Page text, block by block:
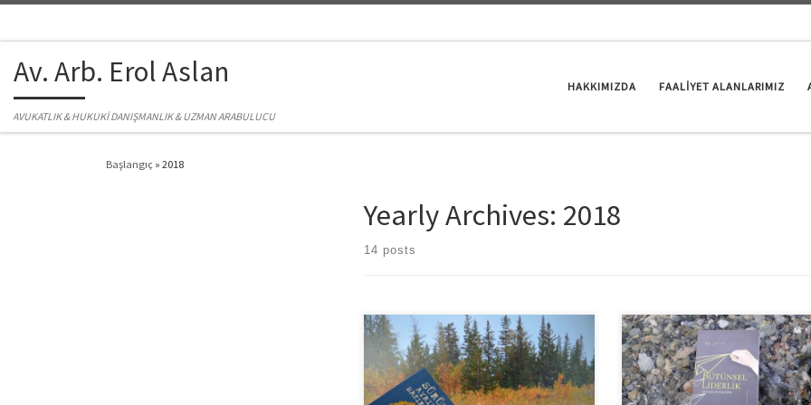
Av. Arb. Erol Aslan
AVUKATLIK & HUKUKİ DANIŞMANLIK & UZMAN ARABULUCU
HAKKIMIZDA FAALİYET ALANLARIMIZ
Başlangıç » 2018
Yearly Archives: 2018
14 posts
Genellikle, büyüme ve gelişme için
rahatlık veya konfor alanımızdan
çıkmamız gerektiğini söyleriz. Peki, nedir
bu konfor bölgesi? Bir rahatlık bölgesi. Bir
2018’in şu son aylarında liderlik
geliştirerek ve cilalayarak özellikle
sık karşılaşılan şu beş konuyla
ederek 2019 yılında liderlik